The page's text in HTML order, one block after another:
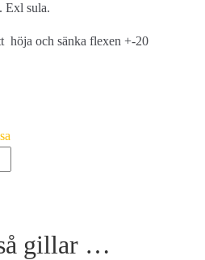
Exl sula.
höja och sänka flexen +-20
gillar …